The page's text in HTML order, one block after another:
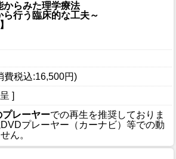
からみた理学療法
ら行う臨床的な工夫～
費税込:16,500円)
]
プレーヤーでの再生を推奨しておりま
プレーヤー（カーナビ）等での動
ん。